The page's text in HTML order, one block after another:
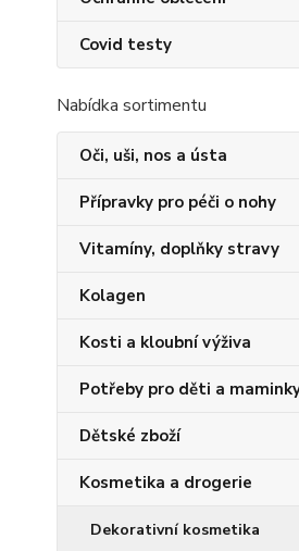
Covid testy
Nabídka sortimentu
Oči, uši, nos a ústa
Přípravky pro péči o nohy
Vitamíny, doplňky stravy
Kolagen
Kosti a kloubní výživa
Potřeby pro děti a
Dětské zboží
Kosmetika a drogerie
Dekorativní kosmetika